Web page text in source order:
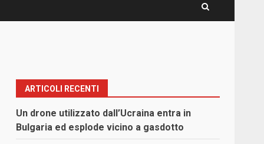
ARTICOLI RECENTI
Un drone utilizzato dall’Ucraina entra in
Bulgaria ed esplode vicino a gasdotto